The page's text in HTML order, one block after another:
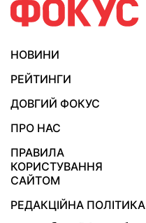
НОВИНИ
РЕЙТИНГИ
ДОВГИЙ ФОКУС
ПРО НАС
ПРАВИЛА
КОРИСТУВАННЯ
САЙТОМ
РЕДАКЦІЙНА ПОЛІТИКА